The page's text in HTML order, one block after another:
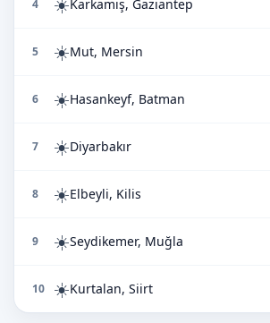
4 Karkamış, Gaziantep
5 ☀️Mut, Mersin
6 ☀️Hasankeyf, Batman
7 ☀️Diyarbakır
8 ☀️Elbeyli, Kilis
9 ☀️Seydikemer, Muğla
10 ☀️Kurtalan, Siirt